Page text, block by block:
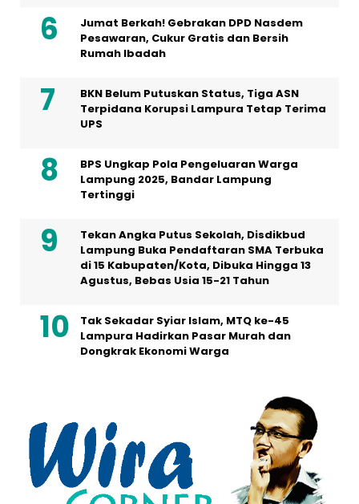
Jumat Berkah! Gebrakan DPD Nasdem
Pesawaran, Cukur Gratis dan Bersih
Rumah Ibadah
BKN Belum Putuskan Status, Tiga ASN
Terpidana Korupsi Lampura Tetap Terima
UPS
BPS Ungkap Pola Pengeluaran Warga
Lampung 2025, Bandar Lampung
Tertinggi
Tekan Angka Putus Sekolah, Disdikbud
Lampung Buka Pendaftaran SMA Terbuka
di 15 Kabupaten/Kota, Dibuka Hingga 13
Agustus, Bebas Usia 15-21 Tahun
Tak Sekadar Syiar Islam, MTQ ke-45
Lampura Hadirkan Pasar Murah dan
Dongkrak Ekonomi Warga